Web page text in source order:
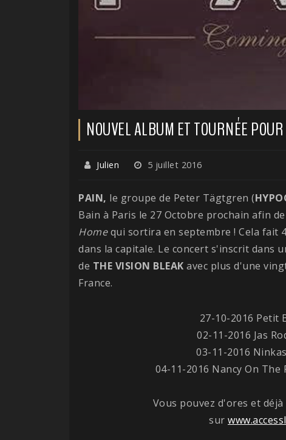
NOUVEL ALBUM ET TOURNÉE
Julien 5 juillet 2016
PAIN, le groupe de Peter Tägtgren (
Bain à Paris le 27 Octobre prochain afin
Homequi sortira en septembre ! Cela fait
dans la capitale. Le concert s'inscrit dans
de THE VISION BLEAK avec plus d'une
France.
27-10-2016 Petit
02-11-2016 Jas
03-11-2016
04-11-2016 Nancy On The
Vous pouvez d'ores et
sur